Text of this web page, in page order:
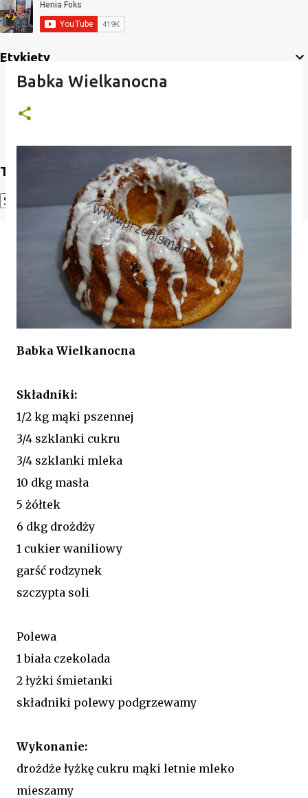
Etykiety
Translate
Translate
Babka Wielkanocna
Babka Wielkanocna
Składniki:
1/2 kg mąki pszennej
3/4 szklanki cukru
3/4 szklanki mleka
10 dkg masła
5 żółtek
6 dkg drożdży
1 cukier waniliowy
garść rodzynek
szczypta soli
Polewa
1 biała czekolada
2 łyżki śmietanki
składniki polewy podgrzewamy
Wykonanie:
drożdże łyżkę cukru mąki letnie mleko
mieszamy